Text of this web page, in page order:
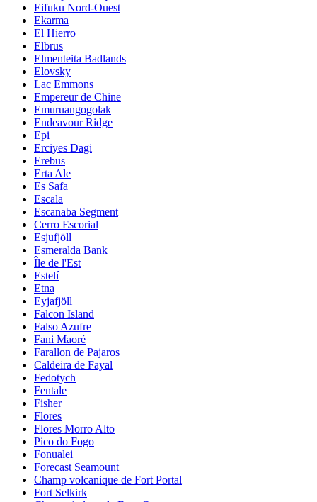
Eifuku Nord-Ouest
Ekarma
El Hierro
Elbrus
Elmenteita Badlands
Elovsky
Lac Emmons
Empereur de Chine
Emuruangogolak
Endeavour Ridge
Epi
Erciyes Dagi
Erebus
Erta Ale
Es Safa
Escala
Escanaba Segment
Cerro Escorial
Esjufjöll
Esmeralda Bank
Île de l'Est
Estelí
Etna
Eyjafjöll
Falcon Island
Falso Azufre
Fani Maoré
Farallon de Pajaros
Caldeira de Fayal
Fedotych
Fentale
Fisher
Flores
Flores Morro Alto
Pico do Fogo
Fonualei
Forecast Seamount
Champ volcanique de Fort Portal
Fort Selkirk